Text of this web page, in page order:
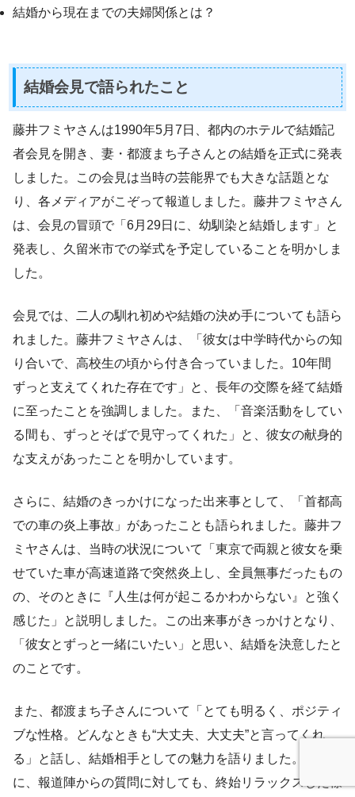
結婚から現在までの夫婦関係とは？
結婚会見で語られたこと
藤井フミヤさんは1990年5月7日、都内のホテルで結婚記
者会見を開き、妻・都渡まち子さんとの結婚を正式に発表
しました。この会見は当時の芸能界でも大きな話題とな
り、各メディアがこぞって報道しました。藤井フミヤさん
は、会見の冒頭で「6月29日に、幼馴染と結婚します」と
発表し、久留米市での挙式を予定していることを明かしま
した。
会見では、二人の馴れ初めや結婚の決め手についても語ら
れました。藤井フミヤさんは、「彼女は中学時代からの知
り合いで、高校生の頃から付き合っていました。10年間
ずっと支えてくれた存在です」と、長年の交際を経て結婚
に至ったことを強調しました。また、「音楽活動をしてい
る間も、ずっとそばで見守ってくれた」と、彼女の献身的
な支えがあったことを明かしています。
さらに、結婚のきっかけになった出来事として、「首都高
での車の炎上事故」があったことも語られました。藤井フ
ミヤさんは、当時の状況について「東京で両親と彼女を乗
せていた車が高速道路で突然炎上し、全員無事だったもの
の、そのときに『人生は何が起こるかわからない』と強く
感じた」と説明しました。この出来事がきっかけとなり、
「彼女とずっと一緒にいたい」と思い、結婚を決意したと
のことです。
また、都渡まち子さんについて「とても明るく、ポジティ
ブな性格。どんなときも“大丈夫、大丈夫”と言ってくれ
る」と話し、結婚相手としての魅力を語りました。さら
に、報道陣からの質問に対しても、終始リラックスした様